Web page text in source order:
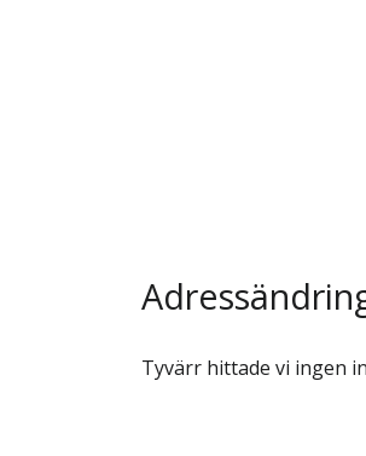
Tyvärr hittade vi ingen